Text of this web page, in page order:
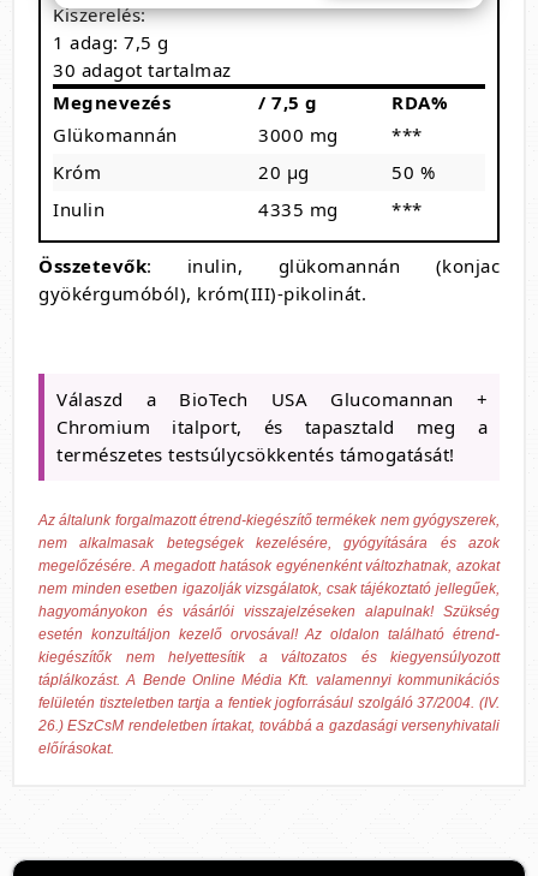
Kiszerelés:
1 adag: 7,5 g
30 adagot tartalmaz
Megnevezés
/ 7,5 g
RDA%
Glükomannán
3000 mg
***
Króm
20 µg
50 %
Inulin
4335 mg ***
Összetevők: inulin, glükomannán (konjac
gyökérgumóból), króm(III)-pikolinát.
Válaszd a BioTech USA Glucomannan +
Chromium italport, és tapasztald meg a
természetes testsúlycsökkentés támogatását!
Az általunk forgalmazott étrend-kiegészítő termékek nem gyógyszerek,
nem alkalmasak betegségek kezelésére, gyógyítására és azok
megelőzésére. A megadott hatások egyénenként változhatnak, azokat
nem minden esetben igazolják vizsgálatok, csak tájékoztató jellegűek,
hagyományokon és vásárlói visszajelzéseken alapulnak! Szükség
esetén konzultáljon kezelő orvosával! Az oldalon található étrend-
kiegészítők nem helyettesítik a változatos és kiegyensúlyozott
táplálkozást. A Bende Online Média Kft. valamennyi kommunikációs
felületén tiszteletben tartja a fentiek jogforrásául szolgáló 37/2004. (IV.
26.) ESzCsM rendeletben írtakat, továbbá a gazdasági versenyhivatali
előírásokat.